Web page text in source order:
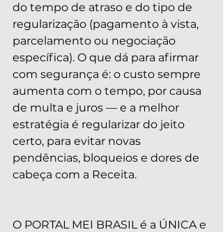
do tempo de atraso e do tipo de
regularização (pagamento à vista,
parcelamento ou negociação
específica). O que dá para afirmar
com segurança é: o custo sempre
aumenta com o tempo, por causa
de multa e juros — e a melhor
estratégia é regularizar do jeito
certo, para evitar novas
pendências, bloqueios e dores de
cabeça com a Receita.
O PORTAL MEI BRASIL é a ÚNICA e